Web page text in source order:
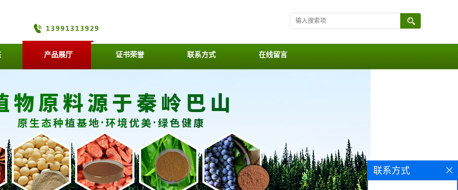
产品展厅 证书荣誉 联系方式 在线留言
联系方式